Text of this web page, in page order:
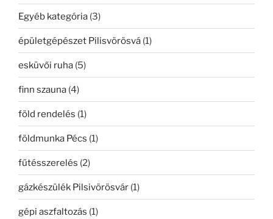
Egyéb kategória (3)
épületgépészet Pilisvörösvá (1)
esküvői ruha (5)
finn szauna (4)
föld rendelés (1)
földmunka Pécs (1)
fűtésszerelés (2)
gázkészülék Pilsivörösvár (1)
gépi aszfaltozás (1)